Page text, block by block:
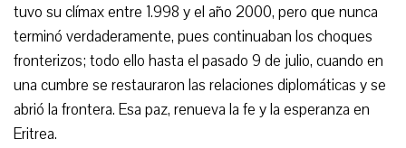
tuvo su clímax entre 1.998 y el año 2000, pero que nunca
terminó verdaderamente, pues continuaban los choques
fronterizos; todo ello hasta el pasado 9 de julio, cuando en
una cumbre se restauraron las relaciones diplomáticas y se
abrió la frontera. Esa paz, renueva la fe y la esperanza en
Eritrea.